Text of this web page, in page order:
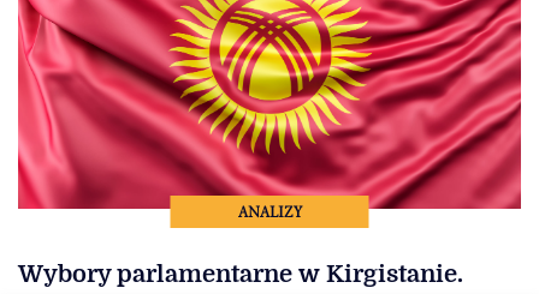
ANALIZY
Wybory parlamentarne w Kirgistanie.